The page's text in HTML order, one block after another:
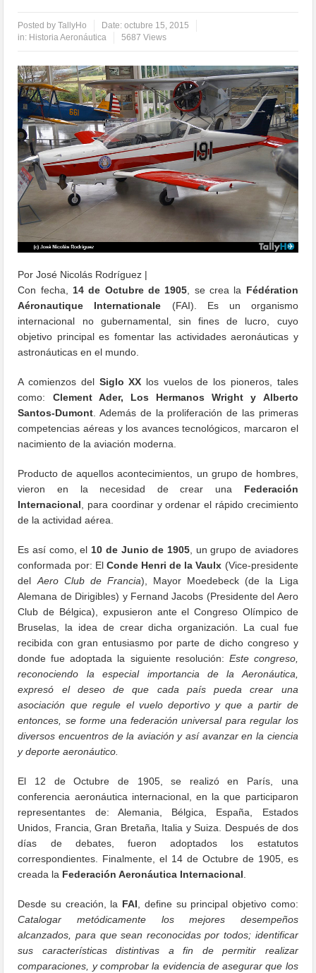
Posted byTallyHo Date:octubre 15, 2015
in: Historia Aeronáutica 5687 Views
Por José Nicolás Rodríguez |
Con fecha, 14 de Octubre de 1905 , se crea la Fédération
Aéronautique Internationale (FAI). Es un organismo
internacional no gubernamental, sin fines de lucro, cuyo
objetivo principal es fomentar las actividades aeronáuticas y
astronáuticas en el mundo.
A comienzos del Siglo XX los vuelos de los pioneros, tales
como: Clement Ader, Los Hermanos Wright y Alberto
Santos-Dumont . Además de la proliferación de las primeras
competencias aéreas y los avances tecnológicos, marcaron el
nacimiento de la aviación moderna.
Producto de aquellos acontecimientos, un grupo de hombres,
vieron en la necesidad de crear una Federación
Internacional , para coordinar y ordenar el rápido crecimiento
de la actividad aérea.
Es así como, el 10 de Junio de 1905, un grupo de aviadores
conformada por: El Conde Henri de la Vaulx (Vice-presidente
del Aero Club de Francia), Mayor Moedebeck (de la Liga
Alemana de Dirigibles) y Fernand Jacobs (Presidente del Aero
Club de Bélgica), expusieron ante el Congreso Olímpico de
Bruselas, la idea de crear dicha organización. La cual fue
recibida con gran entusiasmo por parte de dicho congreso y
donde fue adoptada la siguiente resolución: Este congreso,
reconociendo la especial importancia de la Aeronáutica,
expresó el deseo de que cada país pueda crear una
asociación que regule el vuelo deportivo y que a partir de
entonces, se forme una federación universal para regular los
diversos encuentros de la aviación y así avanzar en la ciencia
y deporte aeronáutico.
El 12 de Octubre de 1905, se realizó en París, una
conferencia aeronáutica internacional, en la que participaron
representantes de: Alemania, Bélgica, España, Estados
Unidos, Francia, Gran Bretaña, Italia y Suiza. Después de dos
días de debates, fueron adoptados los estatutos
correspondientes. Finalmente, el 14 de Octubre de 1905, es
creada la Federación Aeronáutica Internacional
Desde su creación, la FAI , define su principal objetivo como:
Catalogar metódicamente los mejores desempeños
alcanzados, para que sean reconocidas por todos; identificar
sus características distintivas a fin de permitir realizar
comparaciones, y comprobar la evidencia de asegurar que los